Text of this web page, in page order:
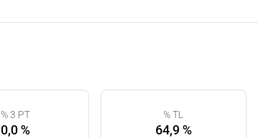
% 3 PT
0,0 %
% TL
64,9 %